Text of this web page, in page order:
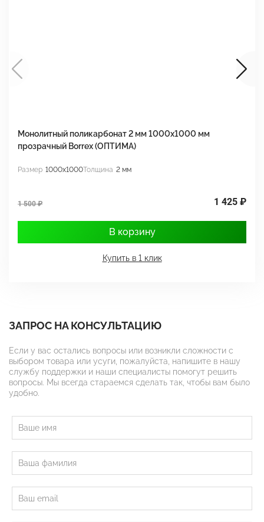
Монолитный поликарбонат 2 мм 1000x1000 мм
прозрачный Borrex (ОПТИМА)
Размер 1000x1000Толщина 2 мм
1 500 ₽ 1 425 ₽
В корзину
Купить в 1 клик
ЗАПРОС НА КОНСУЛЬТАЦИЮ
Если у вас остались вопросы или возникли сложности с
выбором товара или усуги, пожалуйста, напишите в нашу
службу поддержки и наши специалисты помогут решить
вопросы. Мы всегда стараемся сделать так, чтобы вам было
удобно.